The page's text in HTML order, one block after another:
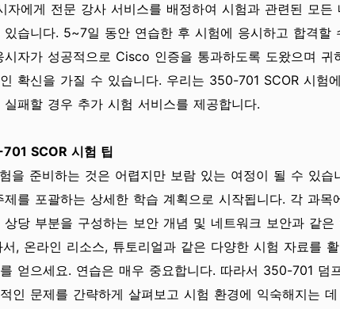
자에게 전문 강사 서비스를 배정하여 시험과 관련된 모든
있습니다. 5~7일 동안 연습한 후 시험에 응시하고 합격할
시자가 성공적으로 Cisco 인증을 통과하도록 도왔으며 귀
확신을 가질 수 있습니다. 우리는 350-701 SCOR 시험
패할 경우 추가 시험 서비스를 제공합니다.
SCOR 시험 팁
을 준비하는 것은 어렵지만 보람 있는 여정이 될 수 있습
제를 포괄하는 상세한 학습 계획으로 시작됩니다. 각 과목
상당 부분을 구성하는 보안 개념 및 네트워크 보안과 같은
서, 온라인 리소스, 튜토리얼과 같은 다양한 시험 자료를
얻으세요. 연습은 매우 중요합니다. 따라서 350-701 덤
인 문제를 간략하게 살펴보고 시험 환경에 익숙해지는